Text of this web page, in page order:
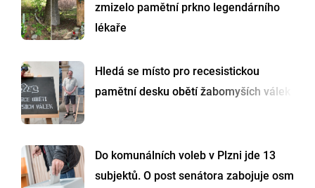
zmizelo pamětní prkno legendárního
lékaře
Hledá se místo pro recesistickou
pamětní desku obětí žabomyších válek
Do komunálních voleb v Plzni jde 13
subjektů. O post senátora zabojuje osm